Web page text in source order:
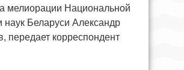
мелиорации Национальной
наук Беларуси Александр
передает корреспондент